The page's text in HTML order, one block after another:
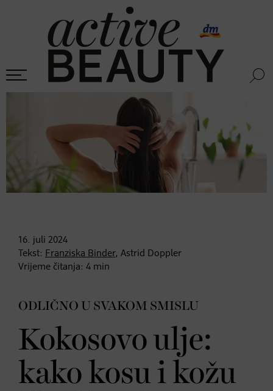
16. juli 2024
Tekst: Franziska Binder, Astrid Doppler
Vrijeme čitanja: 4 min
ODLIČNO U SVAKOM SMISLU
Kokosovo ulje:
kako kosu i kožu